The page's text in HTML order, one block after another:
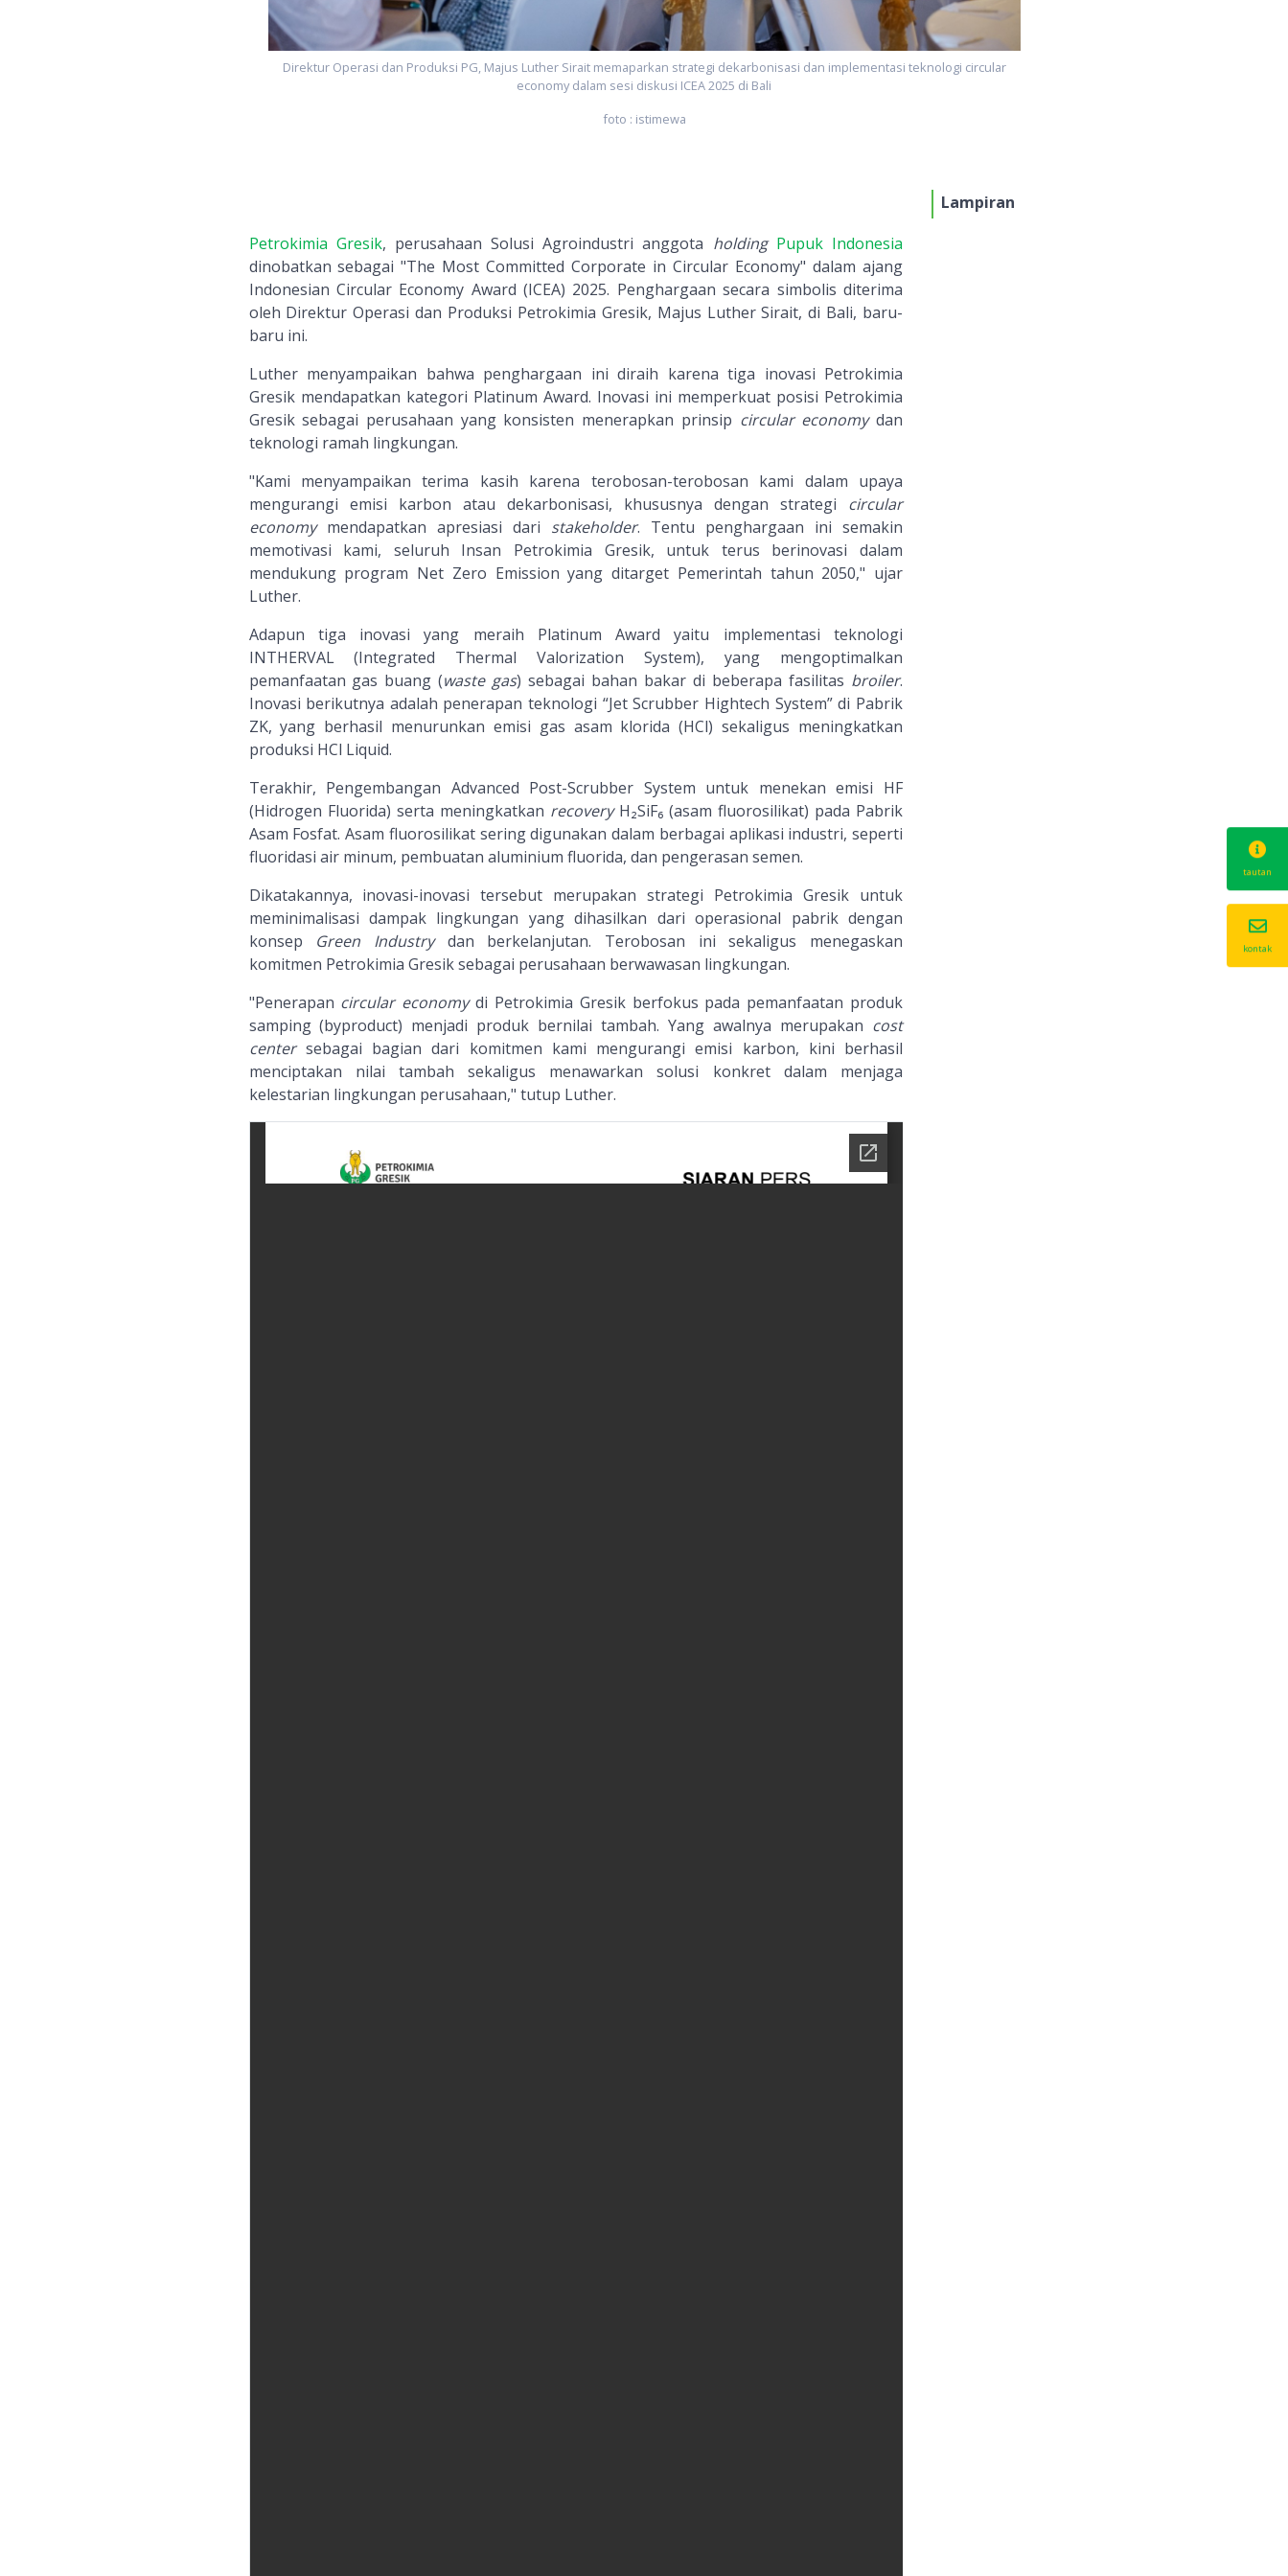
Direktur Operasi dan Produksi PG, Majus Luther Sirait memaparkan strategi dekarbonisasi dan implementasi teknologi circular
economy dalam sesi diskusi ICEA 2025 di Bali
foto : istimewa
Petrokimia Gresik, perusahaan Solusi Agroindustri anggota holding Pupuk Indonesia
dinobatkan sebagai "The Most Committed Corporate in Circular Economy" dalam ajang
Indonesian Circular Economy Award (ICEA) 2025. Penghargaan secara simbolis diterima
oleh Direktur Operasi dan Produksi Petrokimia Gresik, Majus Luther Sirait, di Bali, baru-
baru ini.
Luther menyampaikan bahwa penghargaan ini diraih karena tiga inovasi Petrokimia
Gresik mendapatkan kategori Platinum Award. Inovasi ini memperkuat posisi Petrokimia
Gresik sebagai perusahaan yang konsisten menerapkan prinsip circular economydan
teknologi ramah lingkungan.
"Kami menyampaikan terima kasih karena terobosan-terobosan kami dalam upaya
mengurangi emisi karbon atau dekarbonisasi, khususnya dengan strategi circular
economymendapatkan apresiasi dari stakeholder. Tentu penghargaan ini semakin
memotivasi kami, seluruh Insan Petrokimia Gresik, untuk terus berinovasi dalam
mendukung program Net Zero Emission yang ditarget Pemerintah tahun 2050," ujar
Luther.
Adapun tiga inovasi yang meraih Platinum Award yaitu implementasi teknologi
INTHERVAL (Integrated Thermal Valorization System), yang mengoptimalkan
pemanfaatan gas buang (waste gas) sebagai bahan bakar di beberapa fasilitas broiler.
Inovasi berikutnya adalah penerapan teknologi “Jet Scrubber Hightech System” di Pabrik
ZK, yang berhasil menurunkan emisi gas asam klorida (HCl) sekaligus meningkatkan
produksi HCl Liquid.
Terakhir, Pengembangan Advanced Post-Scrubber System untuk menekan emisi HF
(Hidrogen Fluorida) serta meningkatkan recoveryH₂SiF₆ (asam fluorosilikat) pada Pabrik
Asam Fosfat. Asam fluorosilikat sering digunakan dalam berbagai aplikasi industri, seperti
fluoridasi air minum, pembuatan aluminium fluorida, dan pengerasan semen.
Dikatakannya, inovasi-inovasi tersebut merupakan strategi Petrokimia Gresik untuk
meminimalisasi dampak lingkungan yang dihasilkan dari operasional pabrik dengan
konsep Green Industrydan berkelanjutan. Terobosan ini sekaligus menegaskan
komitmen Petrokimia Gresik sebagai perusahaan berwawasan lingkungan.
"Penerapan circular economydi Petrokimia Gresik berfokus pada pemanfaatan produk
samping (byproduct) menjadi produk bernilai tambah. Yang awalnya merupakan cost
centersebagai bagian dari komitmen kami mengurangi emisi karbon, kini berhasil
menciptakan nilai tambah sekaligus menawarkan solusi konkret dalam menjaga
kelestarian lingkungan perusahaan," tutup Luther.
Lampiran
tautan
kontak